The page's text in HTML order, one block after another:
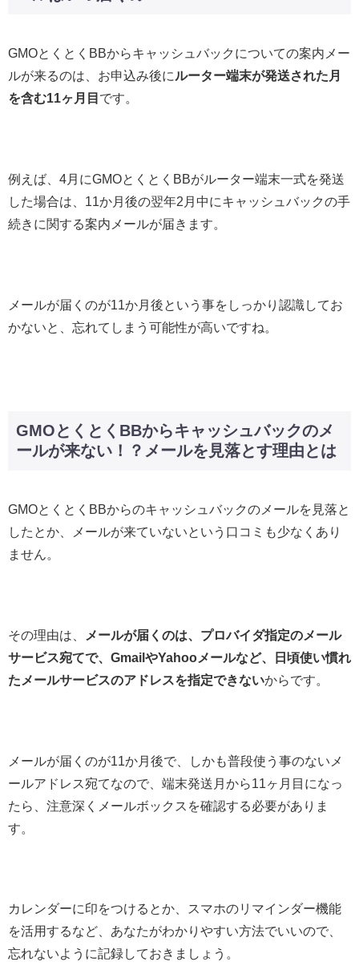
GMOとくとくBBからキャッシュバックについての案内メー
ルが来るのは、お申込み後にルーター端末が発送された月
を含む11ヶ月目 です。
例えば、4月にGMOとくとくBBがルーター端末一式を発送
した場合は、11か月後の翌年2月中にキャッシュバックの手
続きに関する案内メールが届きます。
メールが届くのが11か月後という事をしっかり認識してお
かないと、忘れてしまう可能性が高いですね。
GMOとくとくBBからキャッシュバックのメ
ールが来ない！？メールを見落とす理由とは
GMOとくとくBBからのキャッシュバックのメールを見落と
したとか、メールが来ていないという口コミも少なくあり
ません。
その理由は、
メールが届くのは、プロバイダ指定のメール
サービス宛てで、GmailやYahooメールなど、日頃使い慣れ
たメールサービスのアドレスを指定できないからです。
メールが届くのが11か月後で、しかも普段使う事のないメ
ールアドレス宛てなので、端末発送月から11ヶ月目になっ
たら、注意深くメールボックスを確認する必要がありま
す。
カレンダーに印をつけるとか、スマホのリマインダー機能
を活用するなど、あなたがわかりやすい方法でいいので、
忘れないように記録しておきましょう。